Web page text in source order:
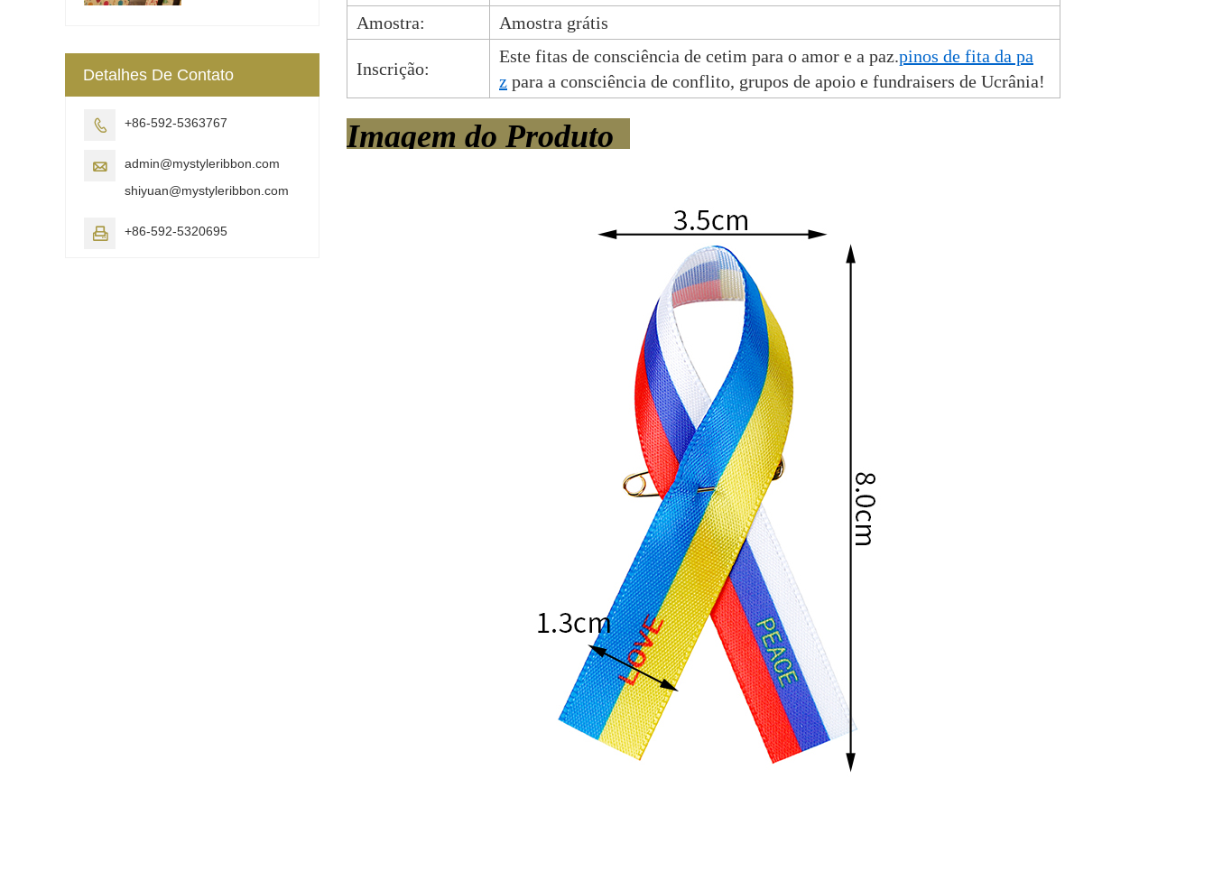
Amostra:
Amostra grátis
Inscrição:
Este fitas de consciência de cetim para o amor e a paz.pinos de fita da pa
z para a consciência de conflito, grupos de apoio e fundraisers de Ucrânia!
Imagem do Produto
Detalhes De Contato
 +86-592-5363767

admin@mystyleribbon.com
shiyuan@mystyleribbon.com
 +86-592-5320695